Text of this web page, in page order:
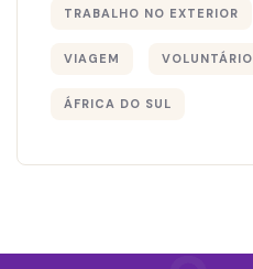
TRABALHO NO EXTERIOR
VIAGEM VOLUNTÁRIO
ÁFRICA DO SUL